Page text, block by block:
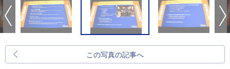
この写真の記事へ